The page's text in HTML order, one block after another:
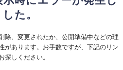
した。
除、変更されたか、公開準備中などの理
があります。お手数ですが、下記のリン
探しください。